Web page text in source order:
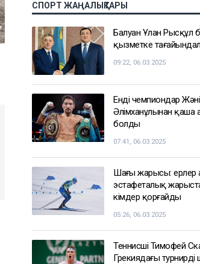
СПОРТ ЖАҢАЛЫҚТАРЫ
Балуан Ұлан Рысқұл
қызметке
09:22, 06.03.2025
Енді чемпиондар
Әлімханұлынан қаша
болды
07:41, 06.03.2025
Шаңғы жарысы: ерлер
эстафеталық
кімдер қорғайды
05:26, 06.03.2025
Теннисші Тимофей
Грекиядағы турнирдің